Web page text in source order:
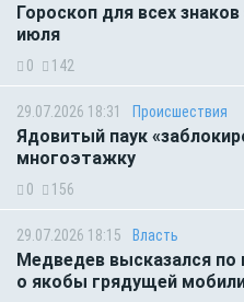
Гороскоп для всех
июля
0 142
29.07.2026 18:31 Происшествия
Ядовитый паук
многоэтажку
0 156
29.07.2026 18:15 Власть
Медведев высказался
о якобы грядущей